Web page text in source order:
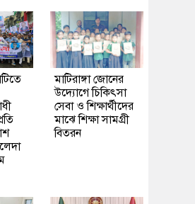
মাটিরাঙ্গা জোনের
উদ্যোগে চিকিৎসা
সেবা ও শিক্ষার্থীদের
মাঝে শিক্ষা সামগ্রী
বিতরন